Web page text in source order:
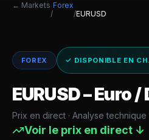
← Markets
/
Forex
/EURUSD
FOREX ✓ DISPONIBLE EN
EURUSD–Euro /
Prix en direct · Analyse technique
Voir le prix en direct ↓